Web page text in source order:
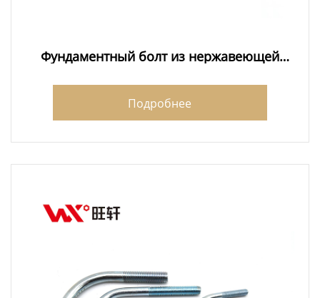
Фундаментный болт из нержавеющей
Подробнее